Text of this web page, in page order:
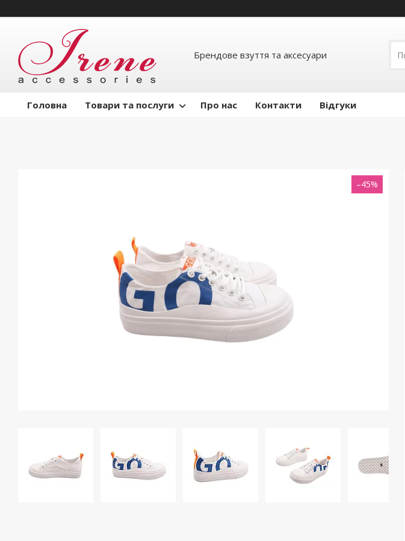
Брендове взуття та аксесуари
Головна Товари та послуги Про нас Контакти Відгуки
–45%